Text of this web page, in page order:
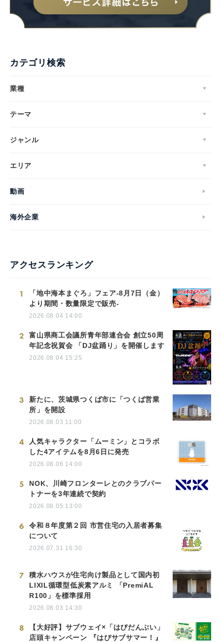
カテゴリ検索
業種
テーマ
ジャンル
エリア
動画
海外企業
アクセスランキング
1
「地中海本まぐろ」フェア-8月7日（金）
より期間・数量限定で販売-
2026.08.04 14:00
2
富山県商工会議所青年部連合会 創立50周
年記念祝賀会 「DJ盆踊り」を開催します
2026.08.04 15:25
3
新たに、茨城県つくば市に「つくば営業
所」を開設
2026.08.03 11:00
4
人気キャラクター「ムーミン」とコラボ
した4アイテムを8月6日に発売
2026.08.06 14:00
5
NOK、川崎フロンターレとのクラブパー
トナーを3年連続で契約
2026.08.05 13:00
6
令和８年度第２回 市営住宅の入居者募集
について
2026.07.31 16:30
7
積水ハウスが住宅向け製品として国内初
LIXIL循環型低炭素アルミ 「PremiAL
R100」を標準採用
2026.08.03 14:30
8
【大好評】サブウェイ×「はぴだんぶい」
店頭キャンペーン 『はぴサブサマー！』